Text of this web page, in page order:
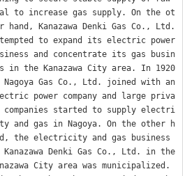
to increase gas supply. On the ot
hand, Kanazawa Denki Gas Co., Ltd.
to expand its electric power
and concentrate its gas busin
in the Kanazawa City area. In 1920
Nagoya Gas Co., Ltd. joined with an
power company and large priva
companies started to supply electri
and gas in Nagoya. On the other h
the electricity and gas business
Denki Gas Co., Ltd. in the
City area was municipalized.